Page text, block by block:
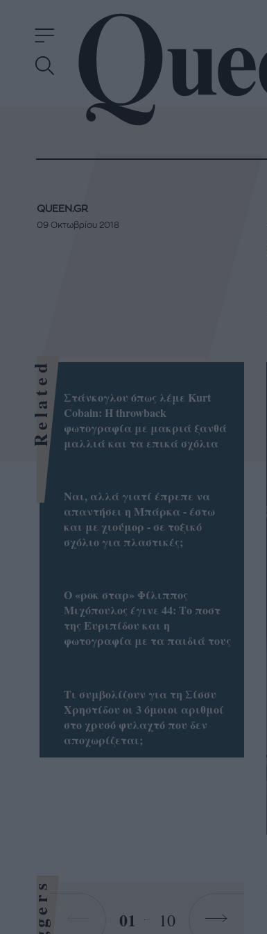
QUEEN.GR
09 Οκτωβρίου 2018
Related
Στάνκογλου όπως λέμε Kurt
Cobain: H throwback
φωτογραφία με μακριά ξανθά
μαλλιά και τα επικά σχόλια
Ναι, αλλά γιατί έπρεπε να
απαντήσει η Μπάρκα - έστω
και με χιούμορ - σε τοξικό
σχόλιο για πλαστικές;
Ο «ροκ σταρ» Φίλιππος
Μιχόπουλος έγινε 44: Το ποστ
της Ευριπίδου και η
φωτογραφία με τα παιδιά τους
Τι συμβολίζουν για τη Σίσσυ
Χρηστίδου οι 3 όμοιοι αριθμοί
στο χρυσό φυλαχτό που δεν
αποχωρίζεται;
01 10